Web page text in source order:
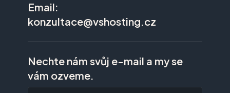
Email:
konzultace@vshosting.cz
Nechte nám svůj e-mail a my se
vám ozveme.